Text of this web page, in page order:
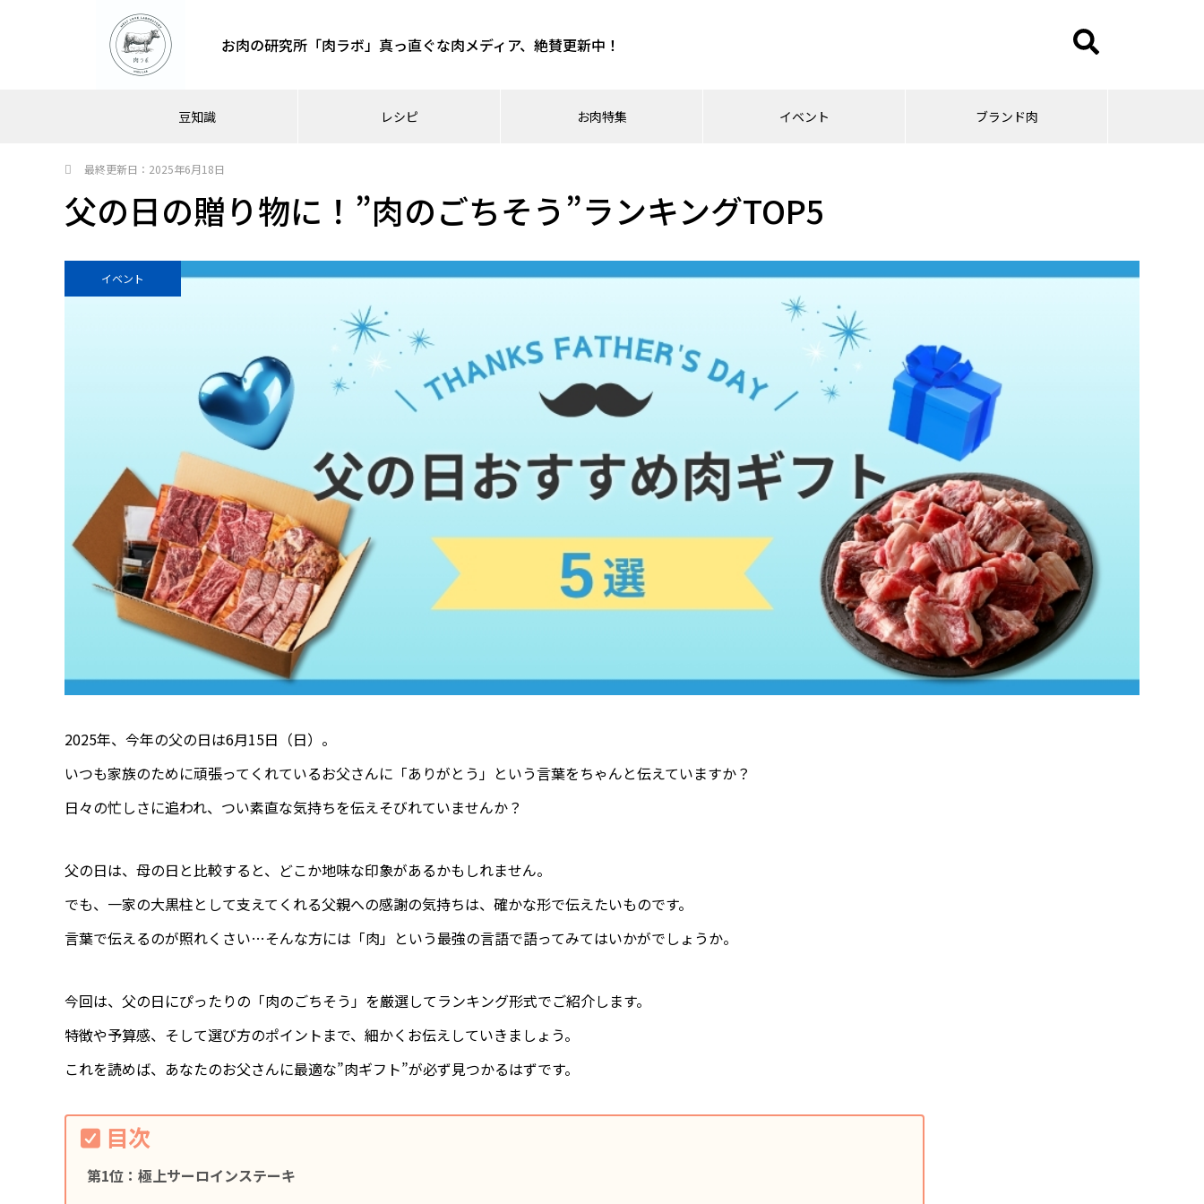
お肉の研究所「肉ラボ」真っ直ぐな肉メディア、絶賛更新中！
豆知識 レシピ お肉特集 イベント ブランド肉
最終更新日： 2025年6月18日
父の日の贈り物に！”肉のごちそう”ランキングTOP5
イベント
2025年、今年の父の日は6月15日（日）。
いつも家族のために頑張ってくれているお父さんに「ありがとう」という言葉をちゃんと伝えていますか？
日々の忙しさに追われ、つい素直な気持ちを伝えそびれていませんか？
父の日は、母の日と比較すると、どこか地味な印象があるかもしれません。
でも、一家の大黒柱として支えてくれる父親への感謝の気持ちは、確かな形で伝えたいものです。
言葉で伝えるのが照れくさい…そんな方には「肉」という最強の言語で語ってみてはいかがでしょうか。
今回は、父の日にぴったりの「肉のごちそう」を厳選してランキング形式でご紹介します。
特徴や予算感、そして選び方のポイントまで、細かくお伝えしていきましょう。
これを読めば、あなたのお父さんに最適な”肉ギフト”が必ず見つかるはずです。
目次
第1位：極上サーロインステーキ